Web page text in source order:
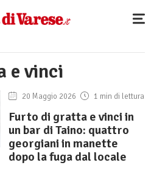
e vinci
20 Maggio 2026 1 min di lettura
Furto di gratta e vinci in
un bar di Taino: quattro
georgiani in manette
dopo la fuga dal locale